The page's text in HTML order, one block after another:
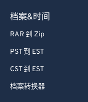
档案&时间
RAR 到 Zip
PST 到 EST
CST 到 EST
档案转换器